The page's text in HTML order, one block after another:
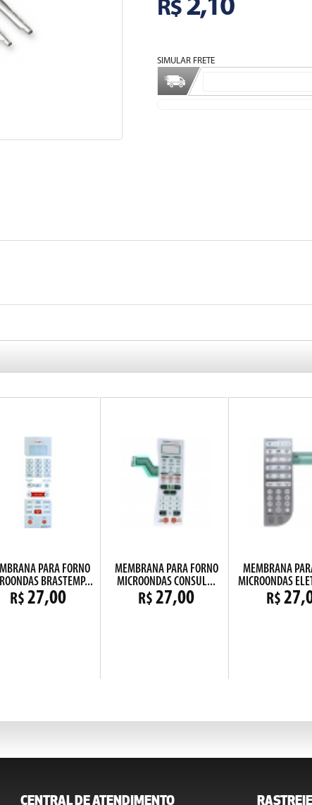
R$2,10
SIMULAR FRETE
PARA FORNO
BRASTEMP...
R$ 27,00
MEMBRANA PARA FORNO
MICROONDAS CONSUL...
R$ 27,00
MEMBRANA
MICROONDAS
R$
CENTRAL DE ATENDIMENTO